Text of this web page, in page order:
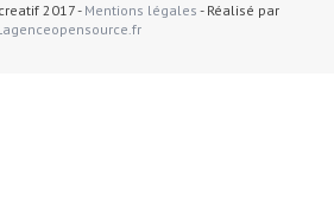
2017 - Mentions légales - Réalisé par